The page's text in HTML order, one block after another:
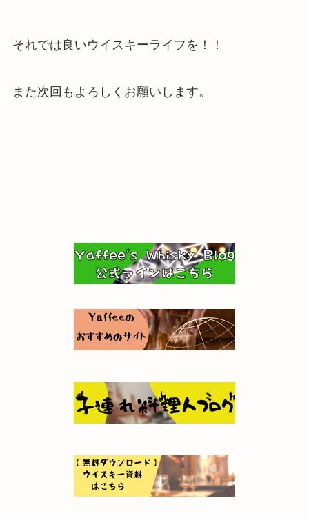
それでは良いウイスキーライフを！！
また次回もよろしくお願いします。